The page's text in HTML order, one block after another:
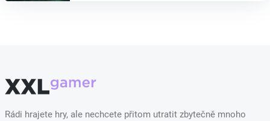
Rádi hrajete hry, ale nechcete přitom utratit zbytečně mnoho